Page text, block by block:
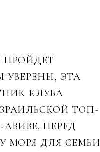
ПРОЙДЕТ
УВЕРЕНЫ, ЭТА
КЛУБА
ТОП-
ПЕРЕД
МОРЯ ДЛЯ СЕМЬИ